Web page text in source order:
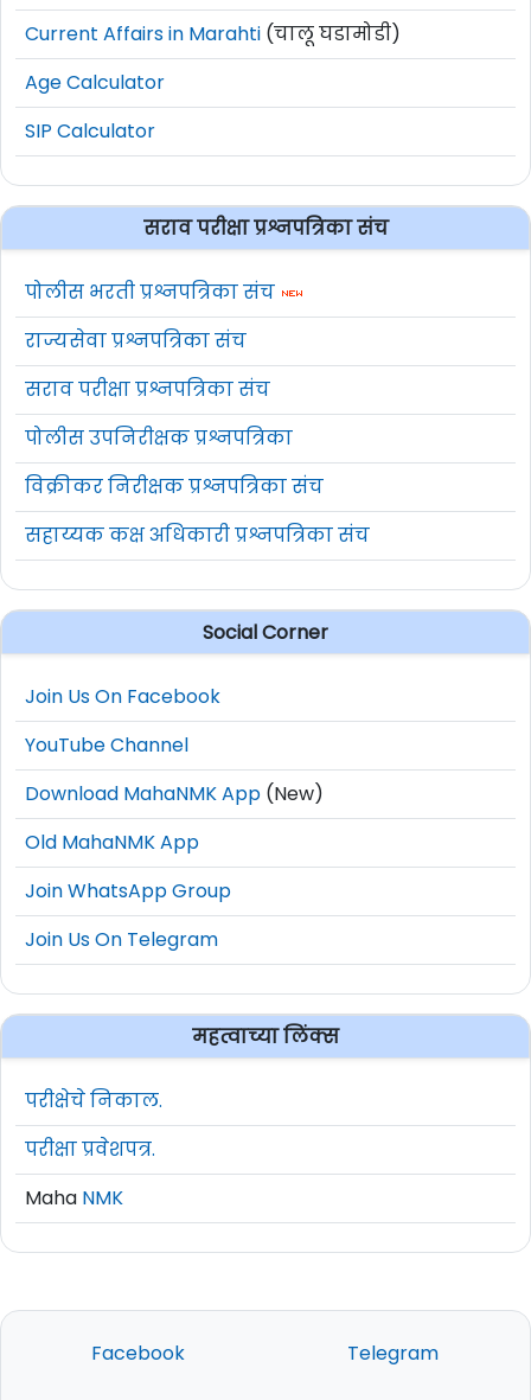
Current Affairs in Marahti (चालू घडामोडी)
Age Calculator
SIP Calculator
सराव परीक्षा प्रश्नपत्रिका संच
पोलीस भरती प्रश्नपत्रिका संच
राज्यसेवा प्रश्नपत्रिका संच
सराव परीक्षा प्रश्नपत्रिका संच
पोलीस उपनिरीक्षक प्रश्नपत्रिका
विक्रीकर निरीक्षक प्रश्नपत्रिका संच
सहाय्यक कक्ष अधिकारी प्रश्नपत्रिका संच
Social Corner
Join Us On Facebook
YouTube Channel
Download MahaNMK App (New)
Old MahaNMK App
Join WhatsApp Group
Join Us On Telegram
महत्वाच्या लिंक्स
परीक्षेचे निकाल.
परीक्षा प्रवेशपत्र.
Maha NMK
Facebook Telegram